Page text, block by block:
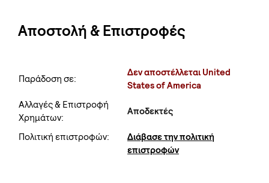
Αποστολή & Επιστροφές
Παράδοση σε:
Δεν αποστέλλεται United
States of America
Αλλαγές & Επιστροφή
Χρημάτων:
Αποδεκτές
Πολιτική επιστροφών:
Διάβασε την πολιτική
επιστροφών